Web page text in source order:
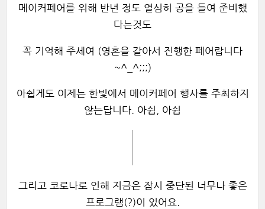
메이커페어를 위해 반년 정도 열심히 공을 들여 준비했
다는것도
꼭 기억해 주세여 (영혼을 갈아서 진행한 페어랍니다
~^_^;;;)
아쉽게도 이제는 한빛에서 메이커페어 행사를 주최하지
않는답니다. 아쉽, 아쉽
그리고 코로나로 인해 지금은 잠시 중단된 너무나 좋은
프로그램(?)이 있어요.